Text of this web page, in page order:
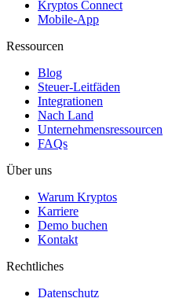
Kryptos Connect
Mobile-App
Ressourcen
Blog
Steuer-Leitfäden
Integrationen
Nach Land
Unternehmensressourcen
FAQs
Über uns
Warum Kryptos
Karriere
Demo buchen
Kontakt
Rechtliches
Datenschutz